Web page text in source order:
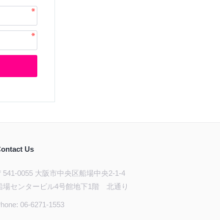
Us
541-0055 大阪市中央区船場中央2-1-4
場センタービル4号館地下1階 北通り
06-6271-1553